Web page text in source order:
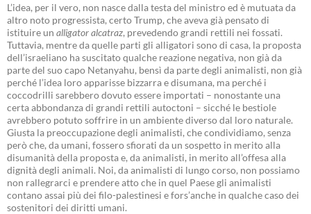
L’idea, per il vero, non nasce dalla testa del ministro ed è mutuata da
altro noto progressista, certo Trump, che aveva già pensato di
istituire un alligator alcatraz, prevedendo grandi rettili nei fossati.
Tuttavia, mentre da quelle parti gli alligatori sono di casa, la proposta
dell’israeliano ha suscitato qualche reazione negativa, non già da
parte del suo capo Netanyahu, bensì da parte degli animalisti, non già
perché l’idea loro apparisse bizzarra e disumana, ma perché i
coccodrilli sarebbero dovuto essere importati – nonostante una
certa abbondanza di grandi rettili autoctoni – sicché le bestiole
avrebbero potuto soffrire in un ambiente diverso dal loro naturale.
Giusta la preoccupazione degli animalisti, che condividiamo, senza
però che, da umani, fossero sfiorati da un sospetto in merito alla
disumanità della proposta e, da animalisti, in merito all’offesa alla
dignità degli animali. Noi, da animalisti di lungo corso, non possiamo
non rallegrarci e prendere atto che in quel Paese gli animalisti
contano assai più dei filo-palestinesi e fors’anche in qualche caso dei
sostenitori dei diritti umani.